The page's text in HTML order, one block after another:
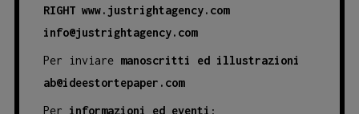
RIGHT www.justrightagency.com
info@justrightagency.com
Per inviare manoscritti ed illustrazioni
ab@ideestortepaper.com
Per informazioni ed eventi :